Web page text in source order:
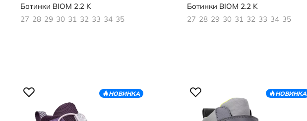
Ботинки BIOM 2.2 K
27 28 29 30 31 32 33 34 35
Ботинки BIOM 2.2 K
27 28 29 30 31 32 33 34 35
НОВИНКА НОВИНКА